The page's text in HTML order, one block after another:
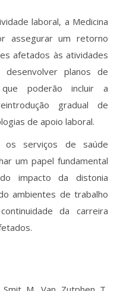
laboral, a Medicina
assegurar um retorno
afetados às atividades
desenvolver planos de
que poderão incluir a
gradual de
de apoio laboral.
os serviços de saúde
um papel fundamental
impacto da distonia
ambientes de trabalho
da carreira